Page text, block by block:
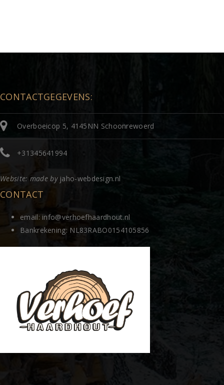
CONTACTGEGEVENS:
Overboeicop 5, 4145NN Schoonrewoerd
+31345641994
Website: made by jaho-webdesign.nl
CONTACT
email: info@verhoefhaardhout.nl
Bankrekening: NL83RABO0154105856